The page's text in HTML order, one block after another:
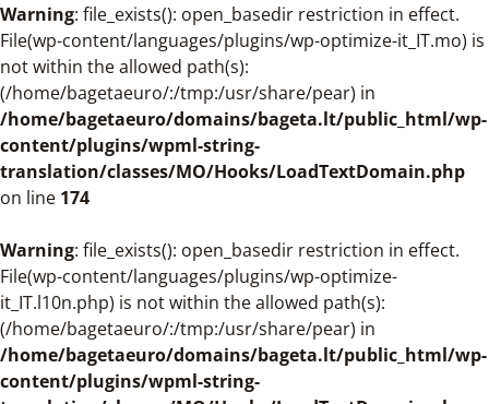
Warning: file_exists(): open_basedir restriction in effect.
File(wp-content/languages/plugins/wp-optimize-it_IT.mo) is
not within the allowed path(s):
(/home/bagetaeuro/:/tmp:/usr/share/pear) in
/home/bagetaeuro/domains/bageta.lt/public_html/wp-
content/plugins/wpml-string-
translation/classes/MO/Hooks/LoadTextDomain.php
on line 174
Warning: file_exists(): open_basedir restriction in effect.
File(wp-content/languages/plugins/wp-optimize-
it_IT.l10n.php) is not within the allowed path(s):
(/home/bagetaeuro/:/tmp:/usr/share/pear) in
/home/bagetaeuro/domains/bageta.lt/public_html/wp-
content/plugins/wpml-string-